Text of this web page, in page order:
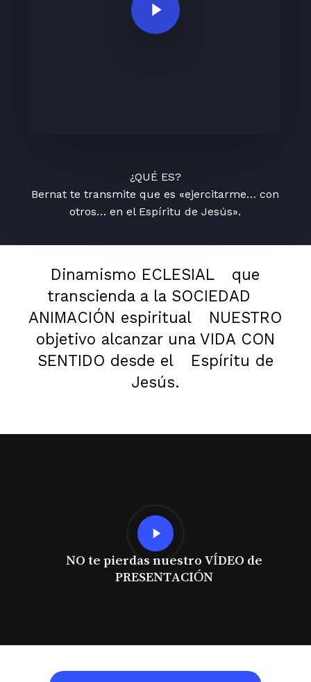
¿QUÉ ES?
Bernat te transmite que es «ejercitarme… con
otros… en el Espíritu de Jesús».
Dinamismo ECLESIAL
que
transcienda a la SOCIEDAD
ANIMACIÓN espiritual
NUESTRO
objetivo alcanzar una VIDA CON
SENTIDO desde el
Espíritu de
Jesús.
Play
Video
NO te pierdas nuestro VÍDEO de
PRESENTACIÓN